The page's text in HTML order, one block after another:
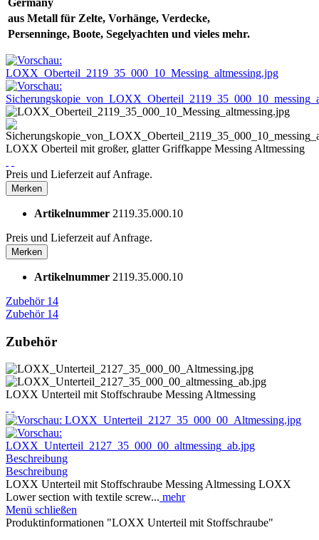
aus Metall für Zelte, Vorhänge, Verdecke,
Persenninge, Boote, Segelyachten und vieles mehr.
LOXX Oberteil mit großer, glatter Griffkappe Messing Altmessing
Preis und Lieferzeit auf Anfrage.
Merken
Artikelnummer 2119.35.000.10
Preis und Lieferzeit auf Anfrage.
Merken
Artikelnummer 2119.35.000.10
Zubehör 14
Zubehör 14
Zubehör
LOXX Unterteil mit Stoffschraube Messing Altmessing
Beschreibung
Beschreibung
LOXX Unterteil mit Stoffschraube Messing Altmessing LOXX
Lower section with textile screw... mehr
Menü schließen
Produktinformationen "LOXX Unterteil mit Stoffschraube"